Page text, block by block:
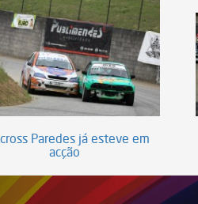
Paredes já esteve em
acção